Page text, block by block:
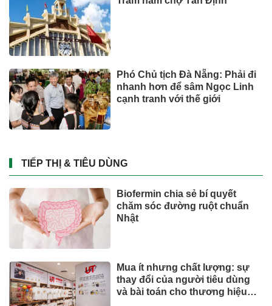
Phó Chủ tịch Đà Nẵng: Phải đi
nhanh hơn để sâm Ngọc Linh
cạnh tranh với thế giới
TIẾP THỊ & TIÊU DÙNG
Biofermin chia sẻ bí quyết
chăm sóc đường ruột chuẩn
Nhật
Mua ít nhưng chất lượng: sự
thay đổi của người tiêu dùng
và bài toán cho thương hiệu